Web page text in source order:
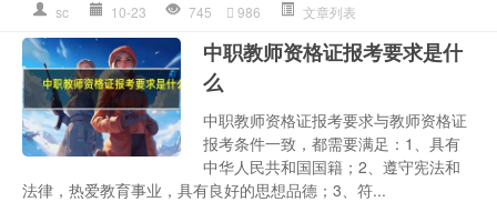
sc 10-23 745 986 文章列表
中职教师资格证报考要求是什
么
中职教师资格证报考要求与教师资格证
报考条件一致，都需要满足：1、具有
中华人民共和国国籍；2、遵守宪法和
法律，热爱教育事业，具有良好的思想品德；3、符...